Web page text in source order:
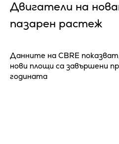
Двигатели на
пазарен растеж
Данните на CBRE
нови площи са завършени
годината